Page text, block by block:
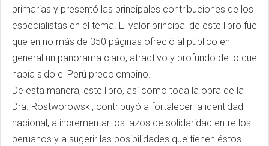
primarias y presentó las principales contribuciones de los
especialistas en el tema. El valor principal de este libro fue
que en no más de 350 páginas ofreció al público en
general un panorama claro, atractivo y profundo de lo que
había sido el Perú precolombino.
De esta manera, este libro, así como toda la obra de la
Dra. Rostworowski, contribuyó a fortalecer la identidad
nacional, a incrementar los lazos de solidaridad entre los
peruanos y a sugerir las posibilidades que tienen éstos